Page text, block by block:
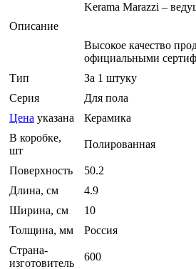
Описание
Kerama Marazzi –
Высокое качество
официальными
Тип
За 1 штуку
Серия
Для пола
Цена указана
Керамика
В коробке,
шт
Полированная
Поверхность
50.2
Длина, см
4.9
Ширина, см
10
Толщина, мм
Россия
Страна-
изготовитель
600